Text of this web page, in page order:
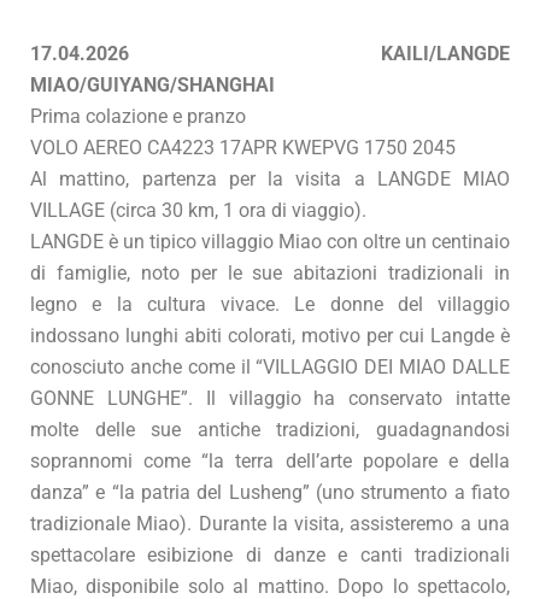
17.04.2026 KAILI/LANGDE
MIAO/GUIYANG/SHANGHAI
Prima colazione e pranzo
VOLO AEREO CA4223 17APR KWEPVG 1750 2045
Al mattino, partenza per la visita a LANGDE MIAO
VILLAGE (circa 30 km, 1 ora di viaggio).
LANGDE è un tipico villaggio Miao con oltre un centinaio
di famiglie, noto per le sue abitazioni tradizionali in
legno e la cultura vivace. Le donne del villaggio
indossano lunghi abiti colorati, motivo per cui Langde è
conosciuto anche come il “VILLAGGIO DEI MIAO DALLE
GONNE LUNGHE”. Il villaggio ha conservato intatte
molte delle sue antiche tradizioni, guadagnandosi
soprannomi come “la terra dell’arte popolare e della
danza” e “la patria del Lusheng” (uno strumento a fiato
tradizionale Miao). Durante la visita, assisteremo a una
spettacolare esibizione di danze e canti tradizionali
Miao, disponibile solo al mattino. Dopo lo spettacolo,